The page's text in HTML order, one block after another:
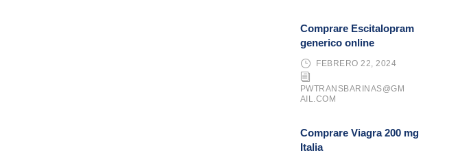
Comprare Escitalopram
generico online
FEBRERO 22, 2024
PWTRANSBARINAS@GM
AIL.COM
Comprare Viagra 200 mg
Italia